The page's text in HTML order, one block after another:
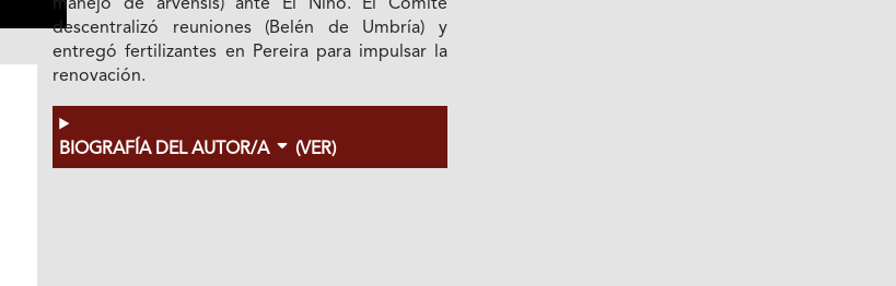
manejo de arvensis) ante El Niño. El Comité
descentralizó reuniones (Belén de Umbría) y
entregó fertilizantes en Pereira para impulsar la
renovación.
BIOGRAFÍA DEL AUTOR/A (VER)